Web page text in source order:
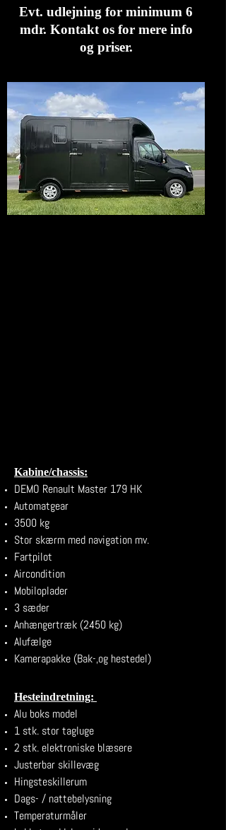
Evt. udlejning for minimum 6
mdr. Kontakt os for mere info
og priser.
Kabine/chassis:
DEMO Renault Master 179 HK
Automatgear
3500 kg
Stor skærm med navigation mv.
Fartpilot
Aircondition
Mobiloplader
3 sæder
Anhængertræk (2450 kg)
Alufælge
Kamerapakke (Bak-,og hestedel)
H​esteindretning:
Alu boks model
1 stk. stor tagluge
2 stk. elektroniske blæsere
Justerbar skillevæg
Hingsteskillerum
Dags- / nattebelysning
Temperaturmåler